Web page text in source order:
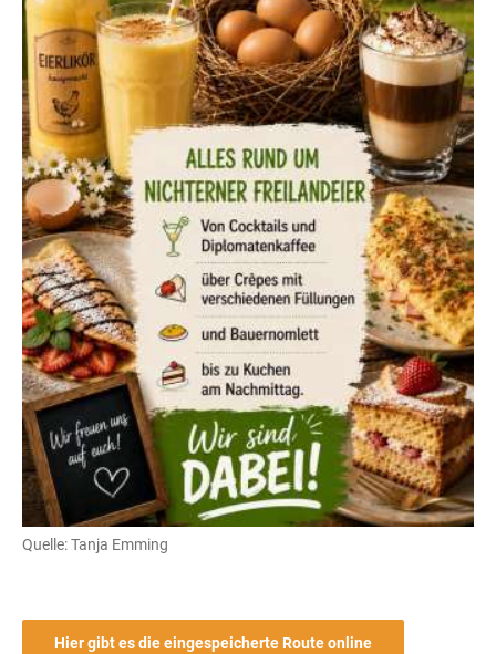
Quelle: Tanja Emming
Hier gibt es die eingespeicherte Route online